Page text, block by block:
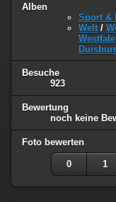
Alben
Sport &
Welt /
Besuche
923
Bewertung
noch keine
Foto bewerten
0 1